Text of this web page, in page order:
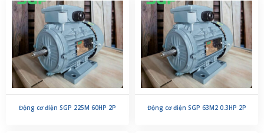
Động cơ điện SGP 225M 60HP 2P Động cơ điện SGP 63M2 0.3HP 2P